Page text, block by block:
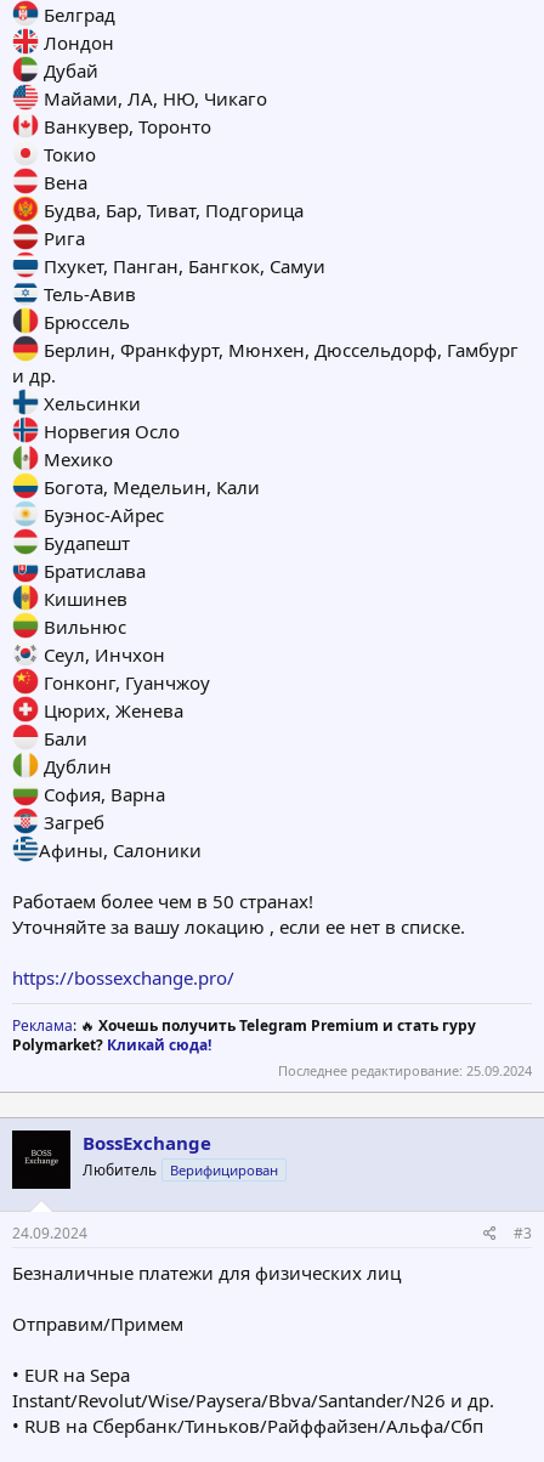
Белград
Лондон
Дубай
Майами, ЛА, НЮ, Чикаго
Ванкувер, Торонто
Токио
Вена
Будва, Бар, Тиват, Подгорица
Рига
Пхукет, Панган, Бангкок, Самуи
Тель-Авив
Брюссель
Берлин, Франкфурт, Мюнхен, Дюссельдорф, Гамбург
и др.
Хельсинки
Норвегия Осло
Мехико
Богота, Медельин, Кали
Буэнос-Айрес
Будапешт
Братислава
Кишинев
Вильнюс
Сеул, Инчхон
Гонконг, Гуанчжоу
Цюрих, Женева
Бали
Дублин
София, Варна
Загреб
Афины, Салоники
Работаем более чем в 50 странах!
Уточняйте за вашу локацию , если ее нет в списке.
https://bossexchange.pro/
Реклама: 🔥 Хочешь получить Telegram Premium и стать гуру
Polymarket? Кликай сюда!
Последнее редактирование: 25.09.2024
BossExchange
Любитель Верифицирован
24.09.2024 #3
Безналичные платежи для физических лиц
Отправим/Примем
• EUR на Sepa
Instant/Revolut/Wise/Paysera/Bbva/Santander/N26 и др.
• RUB на Сбербанк/Тиньков/Райффайзен/Альфа/Сбп